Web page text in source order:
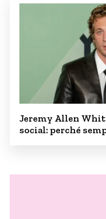
Jeremy Allen
social: perché